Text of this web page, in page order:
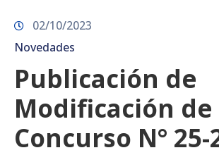
02/10/2023
Novedades
Publicación de
Modificación de
Concurso N° 25-